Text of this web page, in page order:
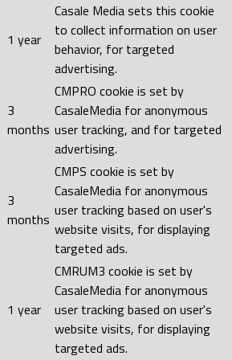
1 year
Casale Media sets this cookie
to collect information on user
behavior, for targeted
advertising.
3
months
CMPRO cookie is set by
CasaleMedia for anonymous
user tracking, and for targeted
advertising.
3
months
CMPS cookie is set by
CasaleMedia for anonymous
user tracking based on user's
website visits, for displaying
targeted ads.
1 year
CMRUM3 cookie is set by
CasaleMedia for anonymous
user tracking based on user's
website visits, for displaying
targeted ads.